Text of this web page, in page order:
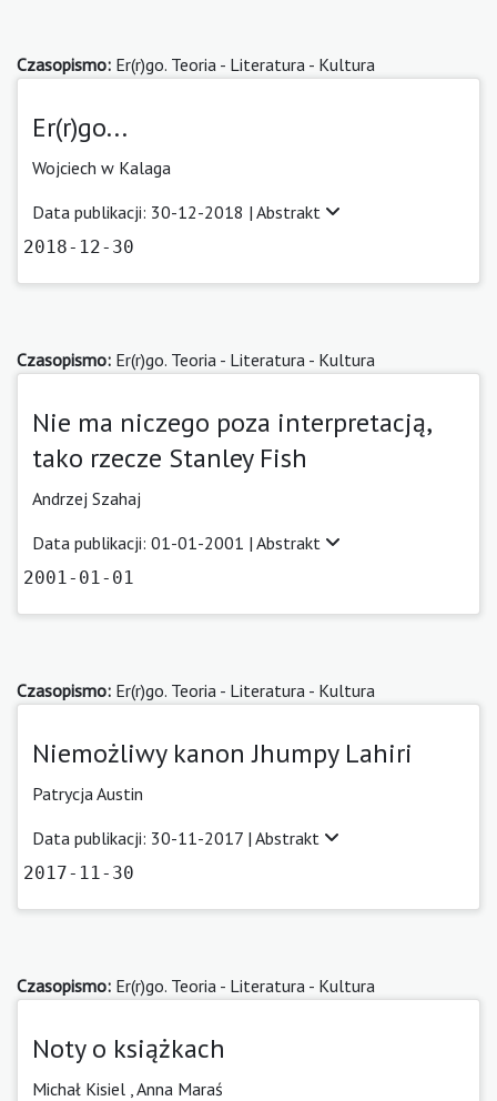
Czasopismo: Er(r)go. Teoria - Literatura - Kultura
Er(r)go...
Wojciech w Kalaga
Data publikacji: 30-12-2018 | Abstrakt
2018-12-30
Czasopismo: Er(r)go. Teoria - Literatura - Kultura
Nie ma niczego poza interpretacją,
tako rzecze Stanley Fish
Andrzej Szahaj
Data publikacji: 01-01-2001 | Abstrakt
2001-01-01
Czasopismo: Er(r)go. Teoria - Literatura - Kultura
Niemożliwy kanon Jhumpy Lahiri
Patrycja Austin
Data publikacji: 30-11-2017 | Abstrakt
2017-11-30
Czasopismo: Er(r)go. Teoria - Literatura - Kultura
Noty o książkach
Michał Kisiel , Anna Maraś